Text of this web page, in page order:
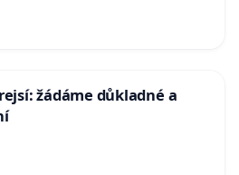
žádáme důkladné a